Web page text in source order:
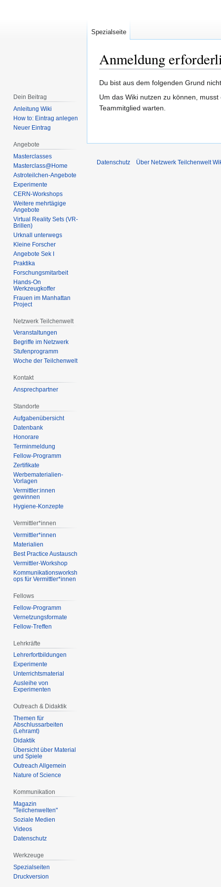
Anmeldung
Zur
Navigation
springen
Zur
Suche
springen
Du bist aus dem folgenden Grund
Um das Wiki nutzen zu können,
Teammitglied warten.
Spezialseite
Dein Beitrag
Anleitung Wiki
How to: Eintrag anlegen
Neuer Eintrag
Angebote
Masterclasses
Masterclass@Home
Astroteilchen-Angebote
Experimente
CERN-Workshops
Weitere mehrtägige
Angebote
Virtual Reality Sets (VR-
Brillen)
Urknall unterwegs
Kleine Forscher
Angebote Sek I
Praktika
Forschungsmitarbeit
Hands-On
Werkzeugkoffer
Frauen im Manhattan
Project
Netzwerk Teilchenwelt
Veranstaltungen
Begriffe im Netzwerk
Stufenprogramm
Woche der Teilchenwelt
Kontakt
Ansprechpartner
Standorte
Aufgabenübersicht
Datenbank
Honorare
Terminmeldung
Fellow-Programm
Zertifikate
Werbematerialien-
Vorlagen
Vermittler:innen
gewinnen
Hygiene-Konzepte
Vermittler*innen
Vermittler*innen
Materialien
Best Practice Austausch
Vermittler-Workshop
Kommunikationsworksh
ops für Vermittler*innen
Fellows
Fellow-Programm
Vernetzungsformate
Fellow-Treffen
Lehrkräfte
Lehrerfortbildungen
Experimente
Unterrichtsmaterial
Ausleihe von
Experimenten
Outreach & Didaktik
Themen für
Abschlussarbeiten
(Lehramt)
Didaktik
Übersicht über Material
und Spiele
Outreach Allgemein
Nature of Science
Kommunikation
Magazin
"Teilchenwelten"
Soziale Medien
Videos
Datenschutz
Werkzeuge
Spezialseiten
Druckversion
Datenschutz Über Netzwerk Teilchenwelt